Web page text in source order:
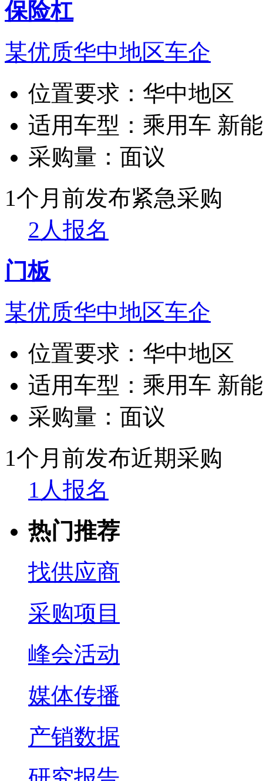
保险杠
某优质华中地区车企
位置要求： 华中地区
适用车型： 乘用车 新
采购量： 面议
1个月前发布紧急采购
2人报名
门板
某优质华中地区车企
位置要求： 华中地区
适用车型： 乘用车 新
采购量： 面议
1个月前发布近期采购
1人报名
热门推荐
找供应商
采购项目
峰会活动
媒体传播
产销数据